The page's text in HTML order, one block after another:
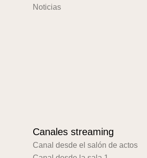
Noticias
Canales streaming
Canal desde el salón de actos